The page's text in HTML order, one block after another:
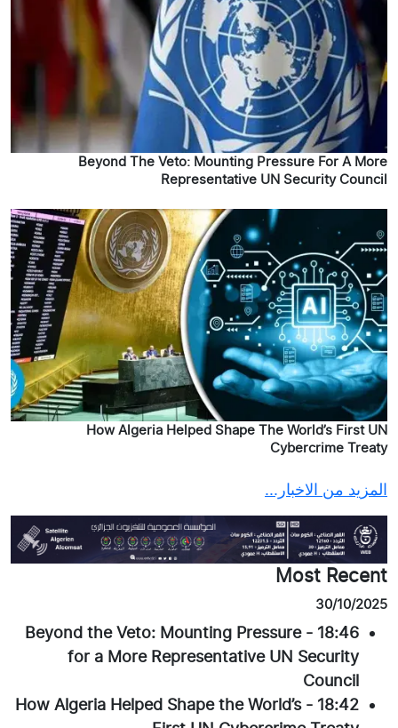
Beyond The Veto: Mounting Pressure For A More
Representative UN Security Council
How Algeria Helped Shape The World’s First UN
Cybercrime Treaty
المزيد من الاخبار...
Most Recent
30/10/2025
18:46
-
Beyond the Veto: Mounting Pressure
for a More Representative UN Security
Council
18:42
-
How Algeria Helped Shape the World’s